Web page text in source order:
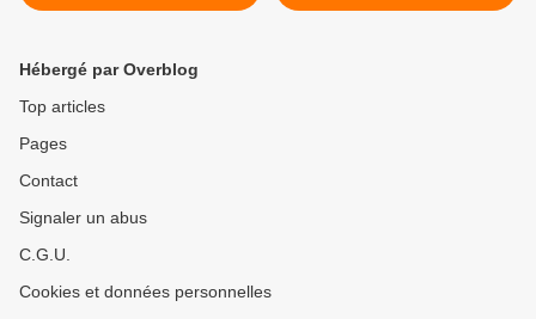
Hébergé par Overblog
Top articles
Pages
Contact
Signaler un abus
C.G.U.
Cookies et données personnelles